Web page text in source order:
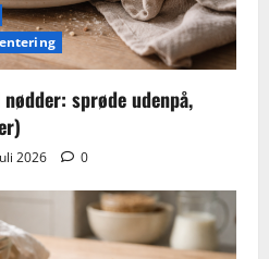
sprøde udenpå,
2026 0